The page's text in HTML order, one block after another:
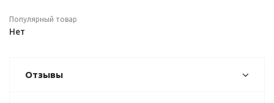
Популярный товар
Нет
Отзывы